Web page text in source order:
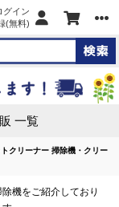
グイン
(無料)
一覧
クリーナー 掃除機・クリー
機をご紹介しており